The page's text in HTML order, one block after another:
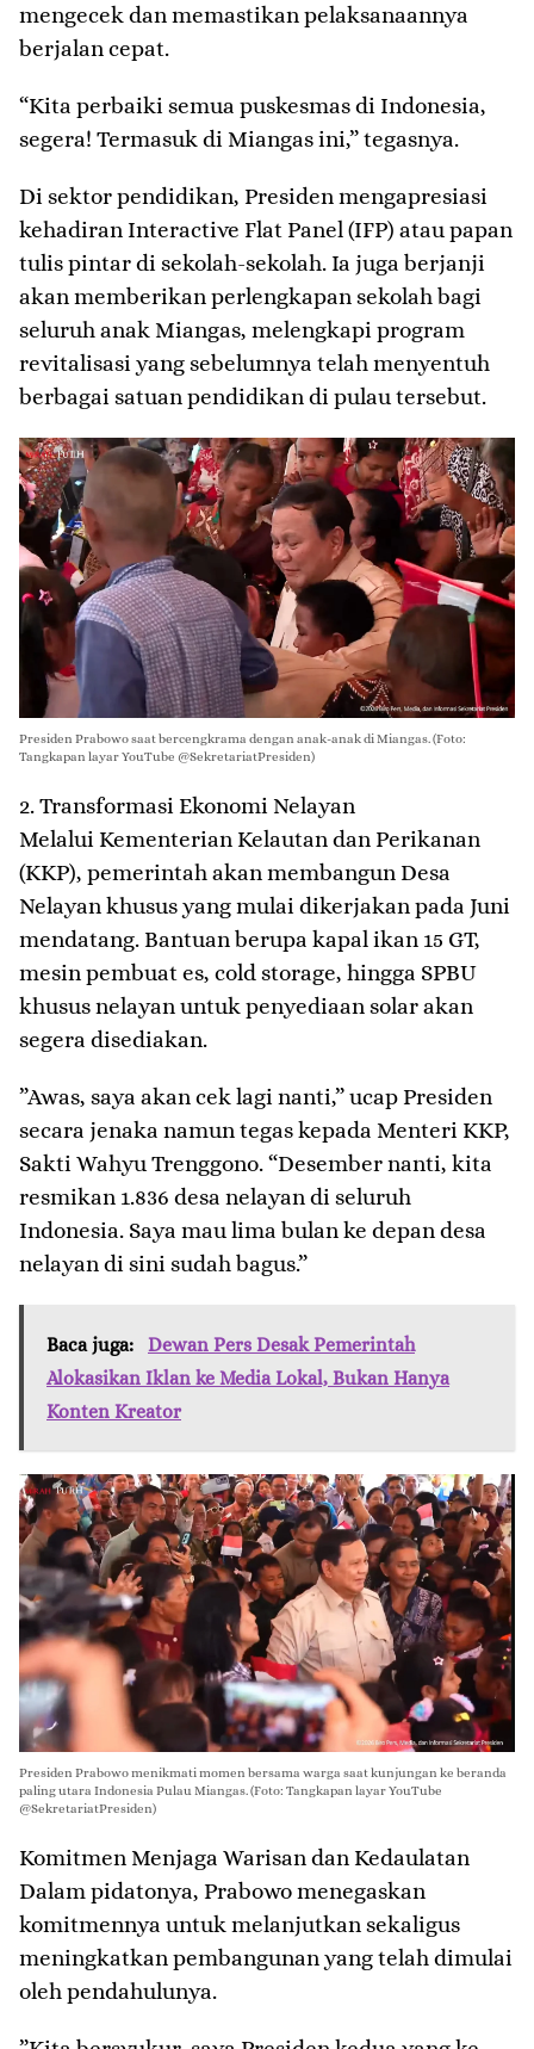
mengecek dan memastikan pelaksanaannya
berjalan cepat.
“Kita perbaiki semua puskesmas di Indonesia,
segera! Termasuk di Miangas ini,” tegasnya.
Di sektor pendidikan, Presiden mengapresiasi
kehadiran Interactive Flat Panel (IFP) atau papan
tulis pintar di sekolah-sekolah. Ia juga berjanji
akan memberikan perlengkapan sekolah bagi
seluruh anak Miangas, melengkapi program
revitalisasi yang sebelumnya telah menyentuh
berbagai satuan pendidikan di pulau tersebut.
Presiden Prabowo saat bercengkrama dengan anak-anak di Miangas. (Foto:
Tangkapan layar YouTube @SekretariatPresiden)
​2. Transformasi Ekonomi Nelayan
Melalui Kementerian Kelautan dan Perikanan
(KKP), pemerintah akan membangun Desa
Nelayan khusus yang mulai dikerjakan pada Juni
mendatang. Bantuan berupa kapal ikan 15 GT,
mesin pembuat es, cold storage, hingga SPBU
khusus nelayan untuk penyediaan solar akan
segera disediakan.
​”Awas, saya akan cek lagi nanti,” ucap Presiden
secara jenaka namun tegas kepada Menteri KKP,
Sakti Wahyu Trenggono. “Desember nanti, kita
resmikan 1.836 desa nelayan di seluruh
Indonesia. Saya mau lima bulan ke depan desa
nelayan di sini sudah bagus.”
Baca juga:
Dewan Pers Desak Pemerintah
Alokasikan Iklan ke Media Lokal, Bukan Hanya
Konten Kreator
Presiden Prabowo menikmati momen bersama warga saat kunjungan ke beranda
paling utara Indonesia Pulau Miangas. (Foto: Tangkapan layar YouTube
@SekretariatPresiden)
​Komitmen Menjaga Warisan dan Kedaulatan
​Dalam pidatonya, Prabowo menegaskan
komitmennya untuk melanjutkan sekaligus
meningkatkan pembangunan yang telah dimulai
oleh pendahulunya.